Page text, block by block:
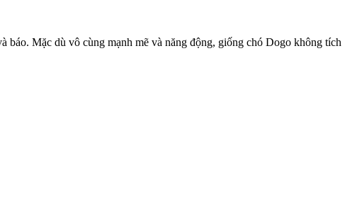
báo. Mặc dù vô cùng mạnh mẽ và năng động, giống chó Dogo không tích